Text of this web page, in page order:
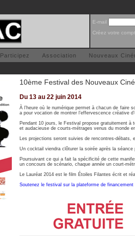
E-mail
Créez votre
Participez Association Nouveaux
10ème Festival des Nouveaux
Du 13 au 22 juin 2014
À l’heure où le numérique permet à chacun de faire
a pour vocation de montrer l’effervescence créative
Pendant 10 jours, le Festival propose gratuitement à
et audacieuse de courts-métrages venus du monde
Les projections seront suivies de rencontres-débats,
Un cocktail viendra clôturer la soirée après la
Poursuivant ce qui a fait la spécificité de cette
un concours de scénario, chaque année un court-
Le Lauréat 2014 est le film Étoiles Filantes écrit et
Soutenez le festival sur la plateforme de